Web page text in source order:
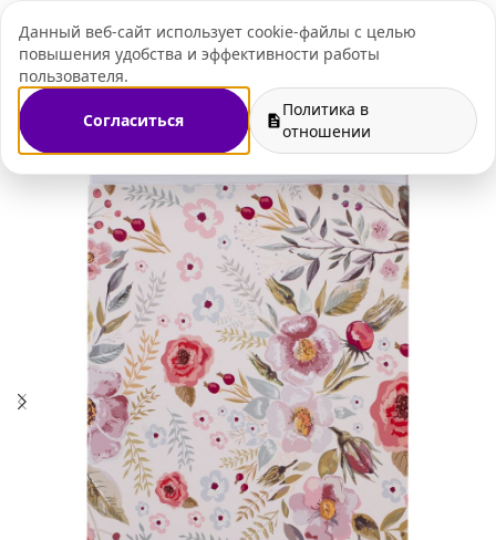
Данный веб-сайт использует cookie-файлы с целью
повышения удобства и эффективности работы
пользователя.
Согласиться
Политика в
отношении
+7 (495) 109-07-
Главная Магазин Упаковка Подарочная упаковка